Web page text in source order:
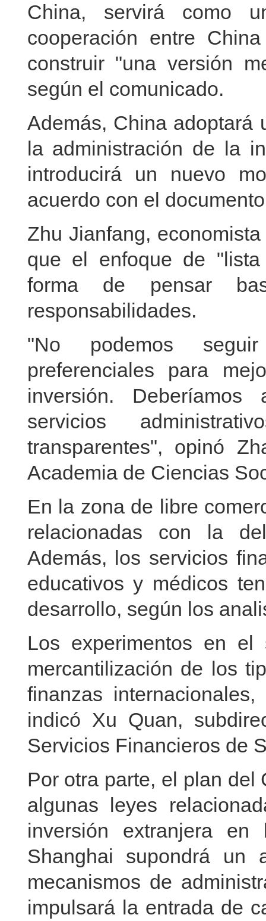
China, servirá como
cooperación entre
construir "una versión
según el comunicado.
Además, China adoptará
la administración de la
introducirá un nuevo
acuerdo con el
Zhu Jianfang,
que el enfoque de
forma de pensar
responsabilidades.
"No podemos
preferenciales para
inversión.
servicios
transparentes", opinó
Academia de Ciencias
En la zona de libre
relacionadas con la
Además, los servicios
educativos y médicos
desarrollo, según los
Los experimentos en el
mercantilización de los
finanzas
indicó Xu Quan,
Servicios Financieros de
Por otra parte, el plan del
algunas leyes
inversión extranjera
Shanghai supondrá un
mecanismos de
impulsará la entrada de